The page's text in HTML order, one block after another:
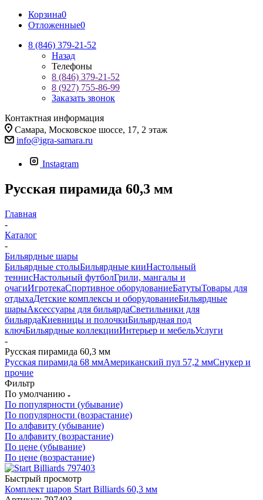
Корзина0
Отложенные0
8 (846) 379-21-52
Назад
Телефоны
8 (846) 379-21-52
8 (927) 755-86-99
Заказать звонок
Контактная информация
Самара, Московское шоссе, 17, 2 этаж
info@igra-samara.ru
Instagram
Русская пирамида 60,3 мм
Главная
-
Каталог
-
Бильярдные шары
Бильярдные столыБильярдные кииНастольный
теннисНастольный футболГрили, мангалы и
очагиИгротекаСпортивное оборудованиеБатутыТовары для
отдыхаДетские комплексы и оборудованиеБильярдные
шарыАксессуары для бильярдаСветильники для
бильярдаКиевницы и полочкиБильярдная под
ключБильярдные коллекцииИнтерьер и мебельУслуги
-
Русская пирамида 60,3 мм
Русская пирамида 68 ммАмериканский пул 57,2 ммСнукер и
прочие
Фильтр
По умолчанию
По популярности (убывание)
По популярности (возрастание)
По алфавиту (убывание)
По алфавиту (возрастание)
По цене (убывание)
По цене (возрастание)
Быстрый просмотр
Комплект шаров Start Billiards 60,3 мм